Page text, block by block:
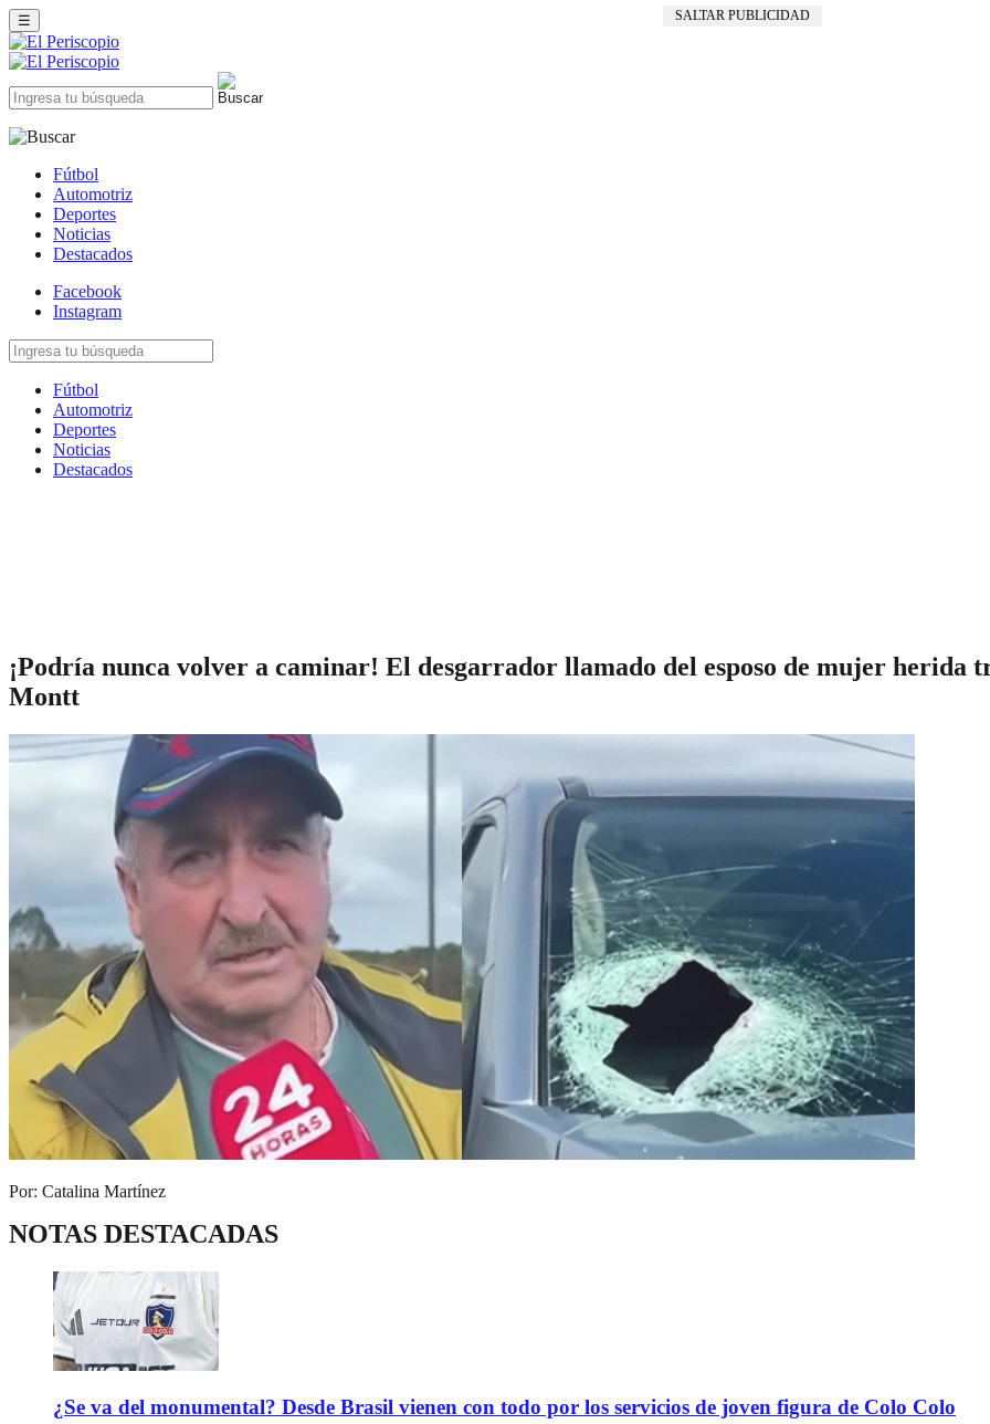
SALTAR PUBLICIDAD
☰
Fútbol
Automotriz
Deportes
Noticias
Destacados
Facebook
Instagram
Fútbol
Automotriz
Deportes
Noticias
Destacados
¡Podría nunca volver a caminar! El desgarrador llamado del esposo de mujer herida
Montt
Por: Catalina Martínez
NOTAS DESTACADAS
¿Se va del monumental? Desde Brasil vienen con todo por los servicios de joven figura de Colo Colo